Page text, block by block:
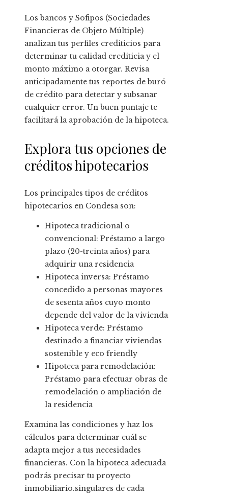
Los bancos y Sofipos (Sociedades
Financieras de Objeto Múltiple)
analizan tus perfiles crediticios para
determinar tu calidad crediticia y el
monto máximo a otorgar. Revisa
anticipadamente tus reportes de buró
de crédito para detectar y subsanar
cualquier error. Un buen puntaje te
facilitará la aprobación de la hipoteca.
Explora tus opciones de
créditos hipotecarios
Los principales tipos de créditos
hipotecarios en Condesa son:
Hipoteca tradicional o
convencional: Préstamo a largo
plazo (20-treinta años) para
adquirir una residencia
Hipoteca inversa: Préstamo
concedido a personas mayores
de sesenta años cuyo monto
depende del valor de la vivienda
Hipoteca verde: Préstamo
destinado a financiar viviendas
sostenible y eco friendly
Hipoteca para remodelación:
Préstamo para efectuar obras de
remodelación o ampliación de
la residencia
Examina las condiciones y haz los
cálculos para determinar cuál se
adapta mejor a tus necesidades
financieras. Con la hipoteca adecuada
podrás precisar tu proyecto
inmobiliario.singulares de cada